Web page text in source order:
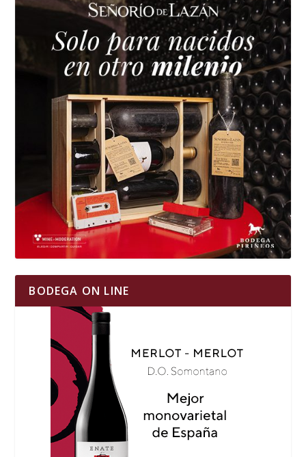
BODEGA ON LINE